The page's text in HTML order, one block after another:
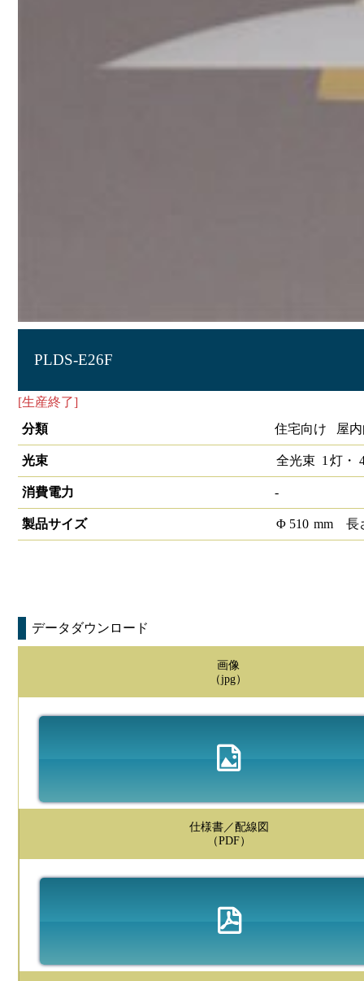
PLDS-E26F
[生産終了]
分類
住宅向け 屋
光束 全光束 1 灯・
消費電力 -
製品サイズ Φ 510 mm 長
データダウンロード
画像
（jpg）
仕様書／配線図
（PDF）